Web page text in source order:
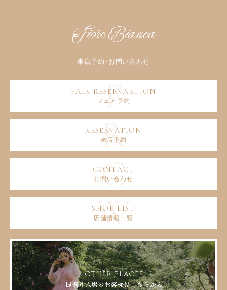
フェア予約
来店予約
お問い合わせ
店舗情報一覧